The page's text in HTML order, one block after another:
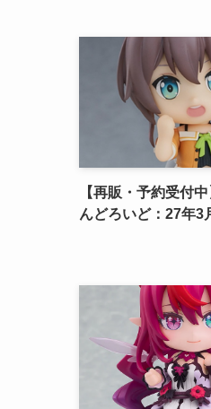
【再販・予約受付
んどろいど：27年3